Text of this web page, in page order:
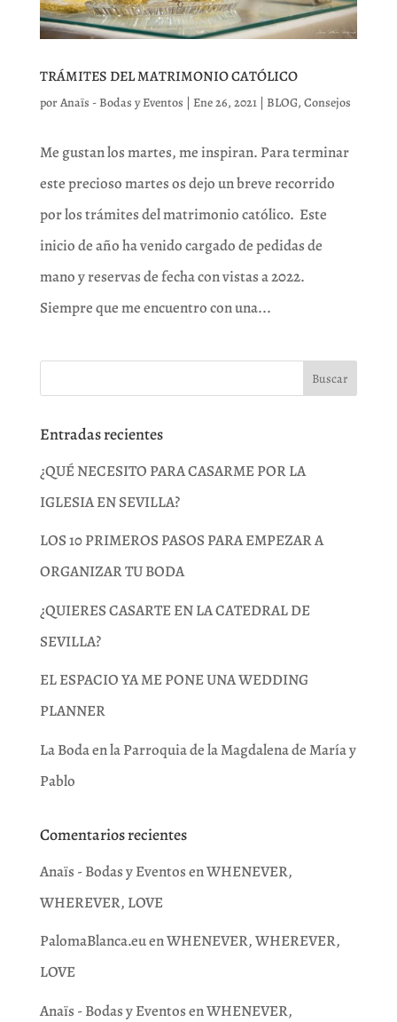
TRÁMITES DEL MATRIMONIO CATÓLICO
porAnaïs - Bodas y Eventos | Ene 26, 2021| BLOG, Consejos
Me gustan los martes, me inspiran. Para terminar
este precioso martes os dejo un breve recorrido
por los trámites del matrimonio católico. Este
inicio de año ha venido cargado de pedidas de
mano y reservas de fecha con vistas a 2022.
Siempre que me encuentro con una...
Entradas recientes
¿QUÉ NECESITO PARA CASARME POR LA
IGLESIA EN SEVILLA?
LOS 10 PRIMEROS PASOS PARA EMPEZAR A
ORGANIZAR TU BODA
¿QUIERES CASARTE EN LA CATEDRAL DE
SEVILLA?
EL ESPACIO YA ME PONE UNA WEDDING
PLANNER
La Boda en la Parroquia de la Magdalena de María y
Pablo
Comentarios recientes
Anaïs - Bodas y EventosenWHENEVER,
WHEREVER, LOVE
PalomaBlanca.euenWHENEVER, WHEREVER,
LOVE
Anaïs - Bodas y EventosenWHENEVER,